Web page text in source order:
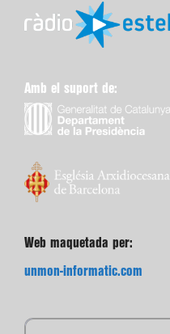
Amb el suport de:
Web maquetada per:
unmon-informatic.com